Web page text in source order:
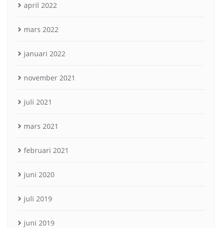
april 2022
mars 2022
januari 2022
november 2021
juli 2021
mars 2021
februari 2021
juni 2020
juli 2019
juni 2019